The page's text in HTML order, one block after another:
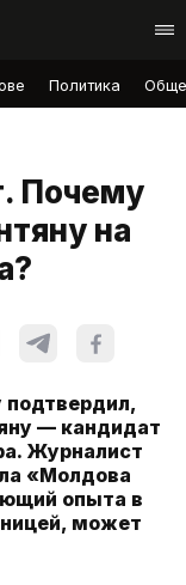
Политика
Почему
на
подтвердил,
— кандидат
Журналист
«Молдова
опыта в
может